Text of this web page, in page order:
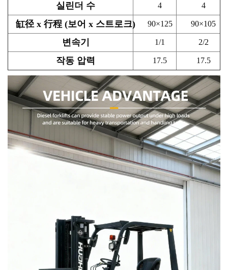
실린더 수 4 4
缸径 x 行程 (보어 x 스트로크) 90×125 90×105
변속기 1/1 2/2
작동 압력 17.5 17.5